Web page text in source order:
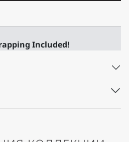
Included!